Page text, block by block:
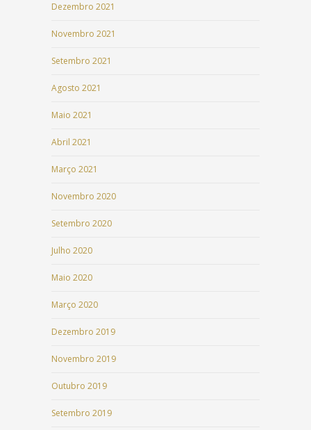
Dezembro 2021
Novembro 2021
Setembro 2021
Agosto 2021
Maio 2021
Abril 2021
Março 2021
Novembro 2020
Setembro 2020
Julho 2020
Maio 2020
Março 2020
Dezembro 2019
Novembro 2019
Outubro 2019
Setembro 2019